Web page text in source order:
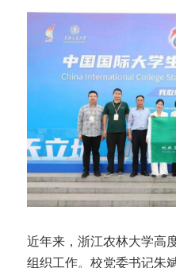
近年来，浙江农林大学高
组织工作。校党委书记朱